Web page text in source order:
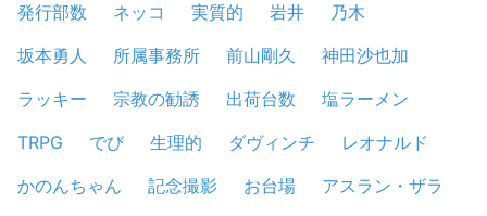
発行部数
ネッコ 実質的 岩井
乃木
坂本勇人
所属事務所 前山剛久
神田沙也加
ラッキー
宗教の勧誘 出荷台数
塩ラーメン
TRPG
でび 生理的 ダヴィンチ
レオナルド
かのんちゃん
記念撮影 お台場
アスラン・ザラ